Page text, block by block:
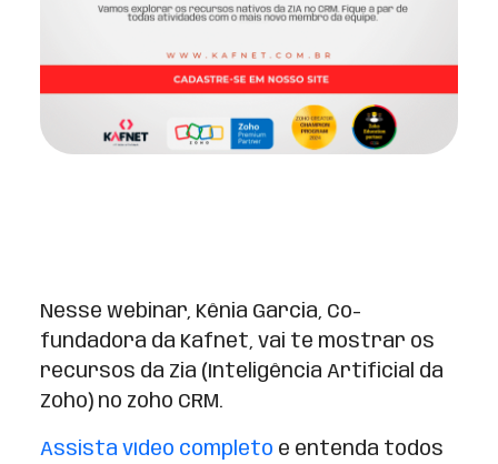
Nesse webinar, Kênia Garcia, Co-
fundadora da Kafnet, vai te mostrar os
recursos da Zia (Inteligência Artificial da
Zoho) no zoho CRM.
Assista vídeo completo e entenda todos